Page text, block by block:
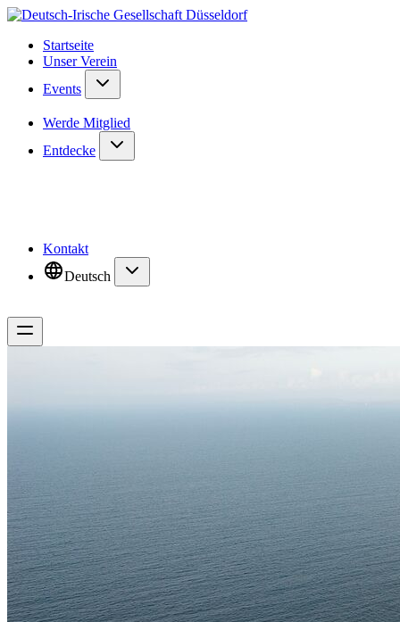
Startseite
Unser Verein
Events
Werde Mitglied
Entdecke
Kontakt
Deutsch